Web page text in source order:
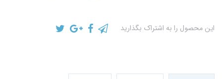
این محصول را به اشتراک بگذارید